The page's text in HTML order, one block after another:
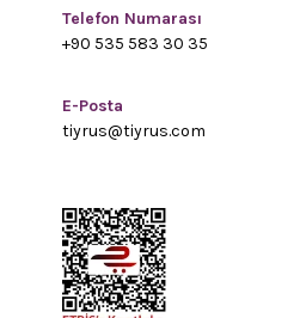
Telefon Numarası
+90 535 583 30 35
E-Posta
tiyrus@tiyrus.com